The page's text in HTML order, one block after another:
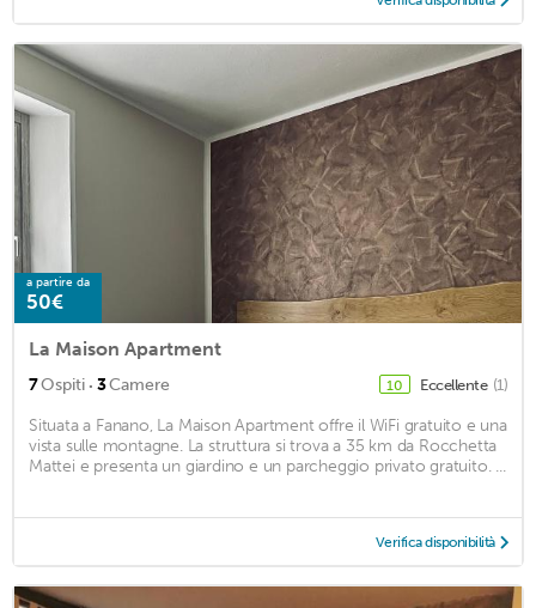
a partire da
50€
La Maison Apartment
7Ospiti · 3Camere 10 Eccellente (1)
Situata a Fanano, La Maison Apartment offre il WiFi gratuito e una
vista sulle montagne. La struttura si trova a 35 km da Rocchetta
Mattei e presenta un giardino e un parcheggio privato gratuito. ...
Verifica disponibilità